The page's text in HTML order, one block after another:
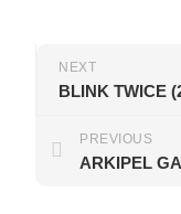
NEXT
PREVIOUS